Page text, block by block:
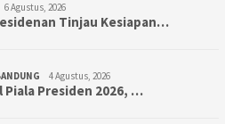
6 Agustus, 2026
Tinjau Kesiapan…
4 Agustus, 2026
Piala Presiden 2026, …